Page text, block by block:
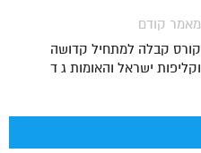
מאמר קודם
קורס קבלה למתחיל קדושה
וקליפות ישראל והאומות ג ד